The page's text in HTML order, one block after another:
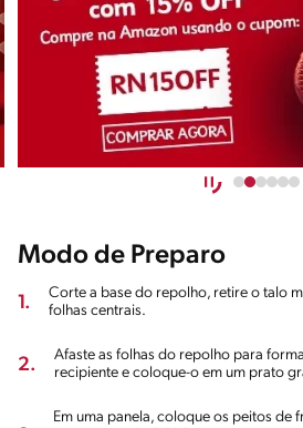
Modo de Preparo
1.
Corte a base do repolho, retire o talo
folhas centrais.
2.
Afaste as folhas do repolho para
recipiente e coloque-o em um prato
Em uma panela, coloque os peitos de